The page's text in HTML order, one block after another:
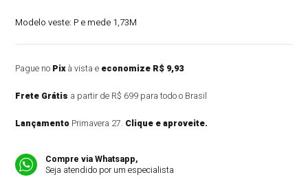
Modelo veste: P e mede 1,73M
Pague no Pixà vista e economize R$ 9,93
Frete Grátis a partir de R$ 699 para todo o Brasil
Lançamento Primavera 27. Clique e aproveite.
Compre via Whatsapp,
Seja atendido por um especialista